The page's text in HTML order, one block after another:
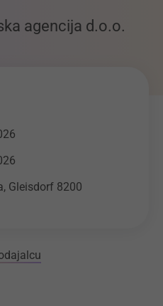
agencija d.o.o.
Gleisdorf 8200